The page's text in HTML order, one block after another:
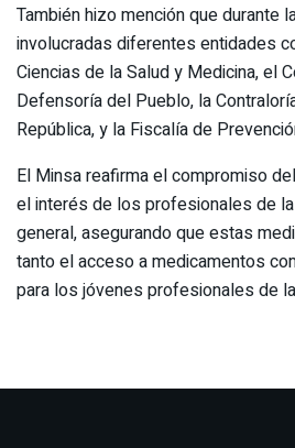
También hizo mención que durante
involucradas diferentes entidades
Ciencias de la Salud y Medicina, el
Defensoría del Pueblo, la
República, y la Fiscalía de
El Minsa reafirma el compromiso
el interés de los profesionales de
general, asegurando que estas
tanto el acceso a medicamentos
para los jóvenes profesionales de